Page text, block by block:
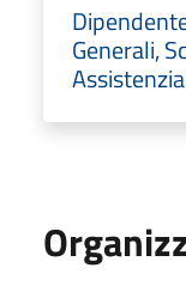
Generali,